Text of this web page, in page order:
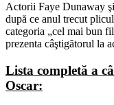
Actorii Faye Dunaway
după ce anul trecut
categoria „cel mai bun
prezenta câştigătorul la
Lista completă a
Oscar: